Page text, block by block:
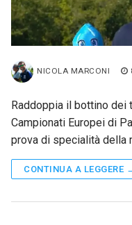
NICOLA MARCONI
Raddoppia il bottino
Campionati Europei di
prova di specialità della
CONTINUA A LEGGERE